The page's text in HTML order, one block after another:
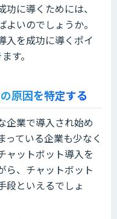
に導くためには、
いのでしょうか。
入を成功に導くポイ
す。
原因を特定する
企業で導入され始め
ている企業も少なく
ャットボット導入を
ら、チャットボット
段といえるでしょ